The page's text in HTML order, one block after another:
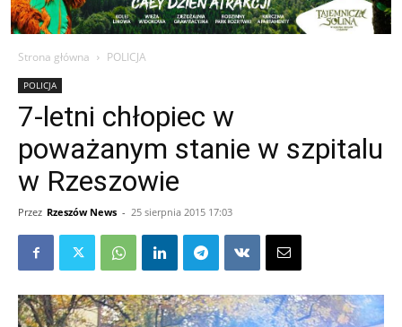
Strona główna POLICJA
POLICJA
7-letni chłopiec w
poważanym stanie w szpitalu
w Rzeszowie
Przez Rzeszów News - 25 sierpnia 2015 17:03